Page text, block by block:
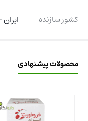
کشور سازنده
محصولات پیشنهادی